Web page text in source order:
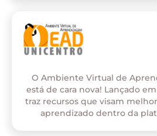
O Ambiente Virtual de
está de cara nova! Lançado em
traz recursos que visam
aprendizado dentro da